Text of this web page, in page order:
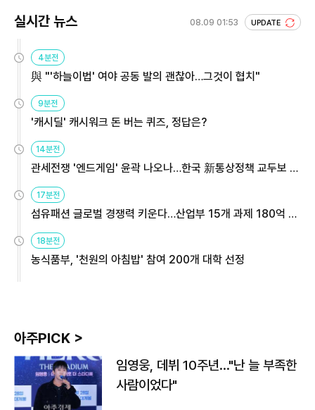
실시간 뉴스 08.09 01:53 UPDATE
4분전
與 "'하늘이법' 여야 공동 발의 괜찮아…그것이 협치"
9분전
'캐시딜' 캐시워크 돈 버는 퀴즈, 정답은?
14분전
관세전쟁 '엔드게임' 윤곽 나오나…한국 新통상정책 교두보 활
용해야
17분전
섬유패션 글로벌 경쟁력 키운다…산업부 15개 과제 180억 지
원
18분전
농식품부, '천원의 아침밥' 참여 200개 대학 선정
아주PICK >
임영웅, 데뷔 10주년…"난 늘 부족한
사람이었다"